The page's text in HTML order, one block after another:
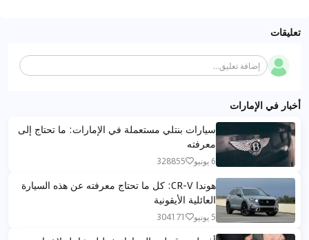
تعليقات
إضافة تعليق...
أخبار في الإمارات
سيارات بنتلي مستعملة في الإمارات: ما تحتاج إلى
معرفته
6 يونيو 328855
هوندا CR-V: كل ما تحتاج معرفته عن هذه السيارة
العائلية الأيقونية
5 يونيو 304171